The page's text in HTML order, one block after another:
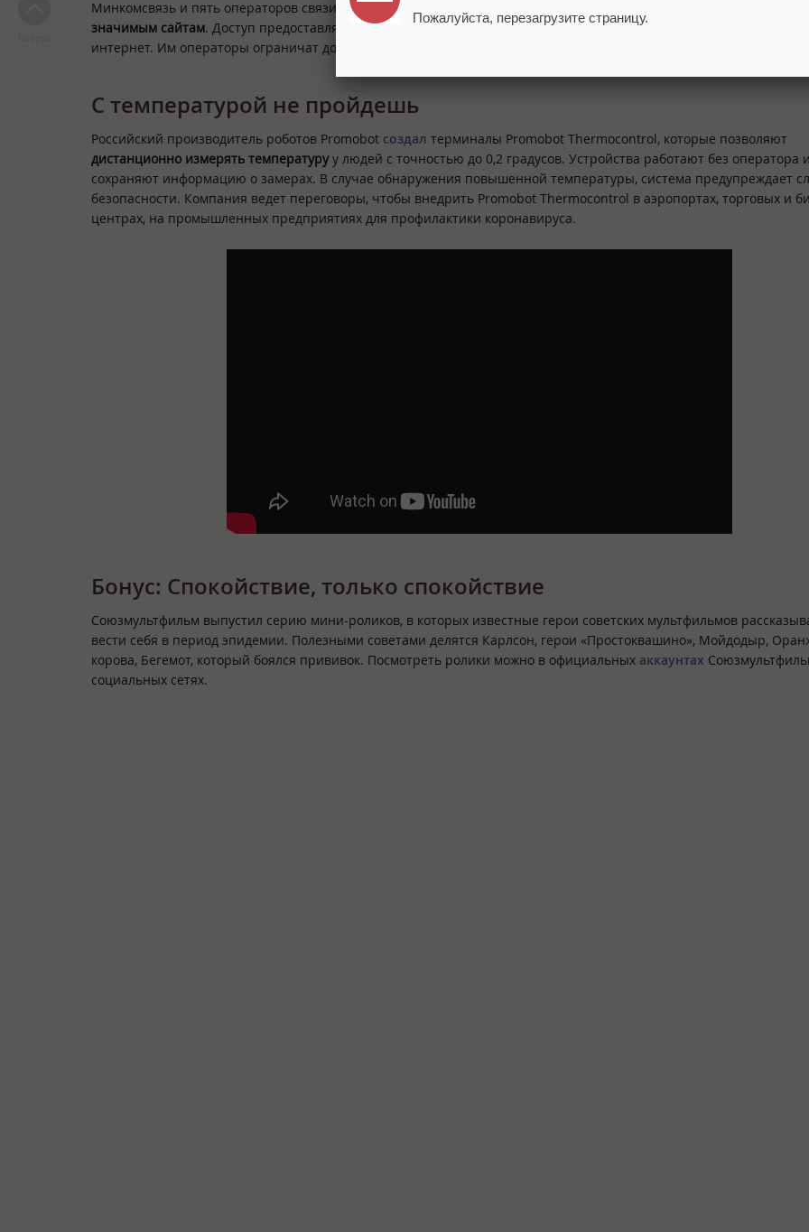
Минкомсвязь и пять операторов связи с 1 апреля
значимым сайтам. Доступ предоставляется в пилотном режиме пользователям, которые не могут оплачивать
интернет. Им операторы ограничат доступ в Сеть перечнем социально значимых сайтов. Пилот закончится 1
С температурой не пройдешь
Российский производитель роботов Promobot создал терминалы Promobot Thermocontrol, которые позволяют
дистанционно измерять температуруу людей с точностью до 0,2 градусов. Устройства работают без оператора и
сохраняют информацию о замерах. В случае обнаружения повышенной температуры, система предупреждает
безопасности. Компания ведет переговоры, чтобы внедрить Promobot Thermocontrol в аэропортах, торговых и
центрах, на промышленных предприятиях для профилактики коронавируса.
Бонус: Спокойствие, только спокойствие
Союзмультфильм выпустил серию мини-роликов, в которых известные герои советских мультфильмов
вести себя в период эпидемии. Полезными советами делятся Карлсон, герои «Простоквашино», Мойдодыр,
корова, Бегемот, который боялся прививок. Посмотреть ролики можно в официальных аккаунтах
социальных сетях.
Пожалуйста, перезагрузите страницу.